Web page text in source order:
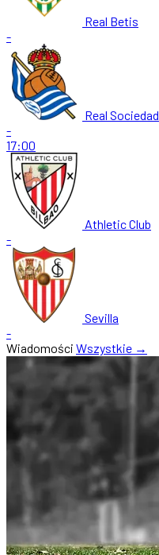
Real Betis
-
Real Sociedad
-
17:00
Athletic Club
-
Sevilla
-
Wiadomości Wszystkie →